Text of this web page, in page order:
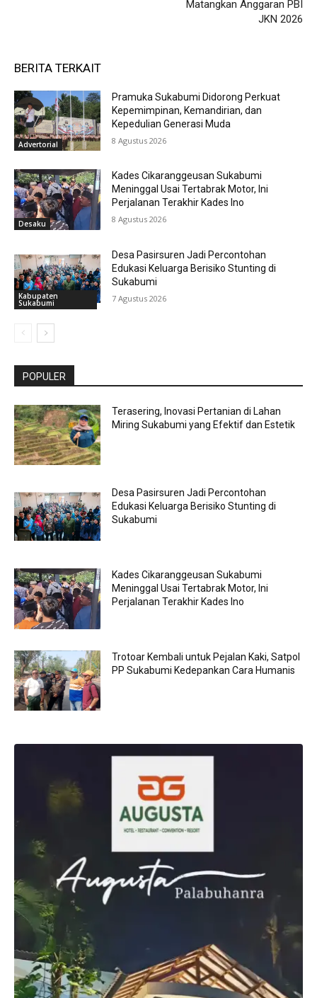
Matangkan Anggaran PBI
JKN 2026
BERITA TERKAIT
Advertorial
Pramuka Sukabumi Didorong Perkuat
Kepemimpinan, Kemandirian, dan
Kepedulian Generasi Muda
8 Agustus 2026
Desaku
Kades Cikaranggeusan Sukabumi
Meninggal Usai Tertabrak Motor, Ini
Perjalanan Terakhir Kades Ino
8 Agustus 2026
Kabupaten
Sukabumi
Desa Pasirsuren Jadi Percontohan
Edukasi Keluarga Berisiko Stunting di
Sukabumi
7 Agustus 2026
POPULER
Terasering, Inovasi Pertanian di Lahan
Miring Sukabumi yang Efektif dan Estetik
Desa Pasirsuren Jadi Percontohan
Edukasi Keluarga Berisiko Stunting di
Sukabumi
Kades Cikaranggeusan Sukabumi
Meninggal Usai Tertabrak Motor, Ini
Perjalanan Terakhir Kades Ino
Trotoar Kembali untuk Pejalan Kaki, Satpol
PP Sukabumi Kedepankan Cara Humanis